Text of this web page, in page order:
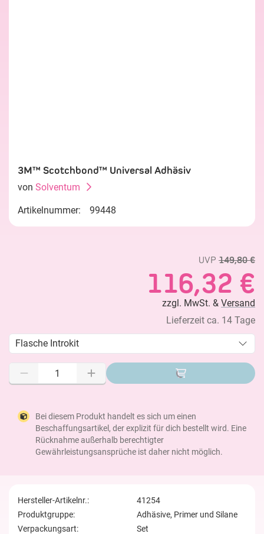
3M™ Scotchbond™ Universal Adhäsiv
von Solventum
Artikelnummer: 99448
UVP 149,80 €
116,32 €
zzgl. MwSt. & Versand
Lieferzeit ca. 14 Tage
Flasche Introkit
Bei diesem Produkt handelt es sich um einen
Beschaffungsartikel, der explizit für dich bestellt wird. Eine
Rücknahme außerhalb berechtigter
Gewährleistungsansprüche ist daher nicht möglich.
Hersteller-Artikelnr.:
41254
Produktgruppe:
Adhäsive, Primer und Silane
Verpackungsart:
Set